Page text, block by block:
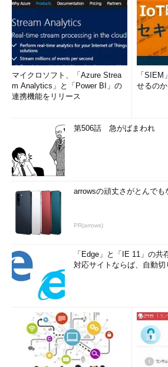
マイクロソフト、「Azure Strea
m Analytics」と「Power BI」の
連携機能をリリース
「
せるの
第506話 急がばまわれ
arrowsの頑丈さがとんでも
PR(arrows)
「Edge」と「IE 11」の
対応サイトならば、自動切